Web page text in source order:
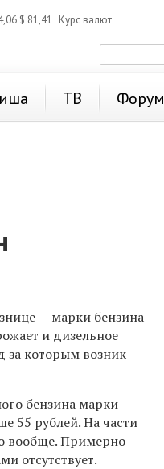
$ 81,41 Курс валют
ТВ Форум
— марки бензина
и дизельное
за которым возник
бензина марки
55 рублей. На части
вообще. Примерно
отсутствует.